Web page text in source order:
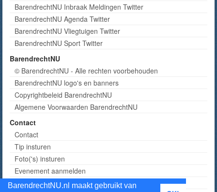
BarendrechtNU.nl maakt gebruikt van
BarendrechtNU Inbraak Meldingen Twitter
BarendrechtNU Agenda Twitter
BarendrechtNU Vliegtuigen Twitter
BarendrechtNU Sport Twitter
BarendrechtNU
© BarendrechtNU - Alle rechten voorbehouden
BarendrechtNU logo's en banners
Copyrightbeleid BarendrechtNU
Algemene Voorwaarden BarendrechtNU
Contact
Contact
Tip insturen
Foto('s) insturen
Evenement aanmelden
Informatie aanvragen adverteren